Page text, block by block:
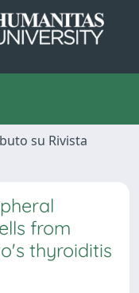
su Rivista
from
thyroiditis